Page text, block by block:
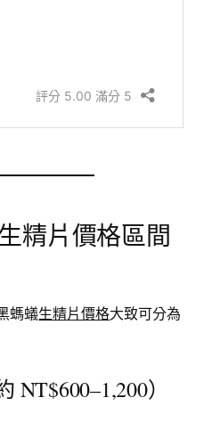
精片價格區間
螞蟻生精片價格大致可分為
）